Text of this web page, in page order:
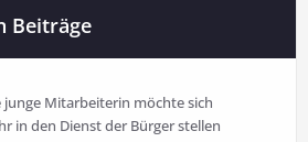
Beiträge
junge Mitarbeiterin möchte sich
in den Dienst der Bürger stellen